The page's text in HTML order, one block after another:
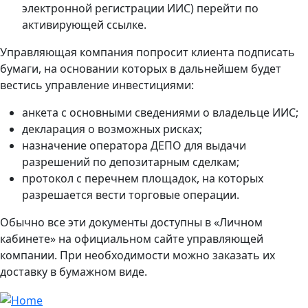
электронной регистрации ИИС) перейти по
активирующей ссылке.
Управляющая компания попросит клиента подписать
бумаги, на основании которых в дальнейшем будет
вестись управление инвестициями:
анкета с основными сведениями о владельце ИИС;
декларация о возможных рисках;
назначение оператора ДЕПО для выдачи
разрешений по депозитарным сделкам;
протокол с перечнем площадок, на которых
разрешается вести торговые операции.
Обычно все эти документы доступны в «Личном
кабинете» на официальном сайте управляющей
компании. При необходимости можно заказать их
доставку в бумажном виде.